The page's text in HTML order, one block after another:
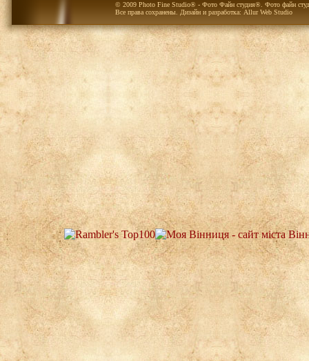
© 2009 Photo Fine Studio® - Фото Файн студия®. Фото файн
Все права сохранены. Дизайн и разработка: Allur Web Studio